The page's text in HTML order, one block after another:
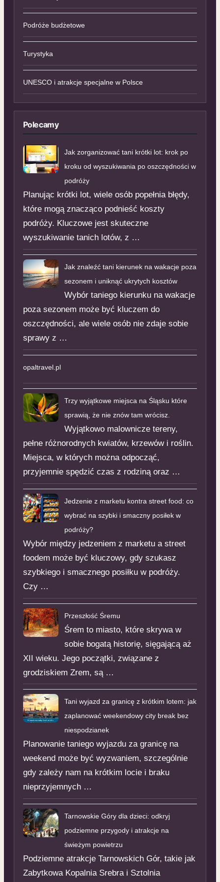
Podróże budżetowe
Turystyka
UNESCO i atrakcje specjalne w Polsce
Polecamy
Jak zorganizować tani krótki lot: krok po
kroku od wyszukiwania po oszczędności w
podróży
Planując krótki lot, wiele osób popełnia błędy,
które mogą znacząco podnieść koszty
podróży. Kluczowe jest skuteczne
wyszukiwanie tanich lotów, z …
Jak znaleźć tani kierunek na wakacje poza
sezonem i uniknąć ukrytych kosztów
Wybór taniego kierunku na wakacje
poza sezonem może być kluczem do
oszczędności, ale wiele osób nie zdaje sobie
sprawy z …
opaltravel.pl
Trzy wyjątkowe miejsca na Śląsku które
sprawią, że nie znów tam wrócisz.
Wyjątkowo malownicze tereny,
pełne różnorodnych kwiatów, krzewów i roślin.
Miejsca, w których można odpocząć,
przyjemnie spędzić czas z rodziną oraz …
Jedzenie z marketu kontra street food: co
wybrać na szybki i smaczny posiłek w
podróży?
Wybór między jedzeniem z marketu a street
foodem może być kluczowy, gdy szukasz
szybkiego i smacznego posiłku w podróży.
Czy …
Przeszłość Śremu
Śrem to miasto, które skrywa w
sobie bogatą historię, sięgającą aż
XII wieku. Jego początki, związane z
grodziskiem Zrem, są …
Tani wyjazd za granicę z krótkim lotem: jak
zaplanować weekendowy city break bez
niespodzianek
Planowanie taniego wyjazdu za granicę na
weekend może być wyzwaniem, szczególnie
gdy zależy nam na krótkim locie i braku
nieprzyjemnych …
Tarnowskie Góry dla dzieci: odkryj
podziemne przygody i atrakcje na
świeżym powietrzu
Podziemne atrakcje Tarnowskich Gór, takie jak
Zabytkowa Kopalnia Srebra i Sztolnia